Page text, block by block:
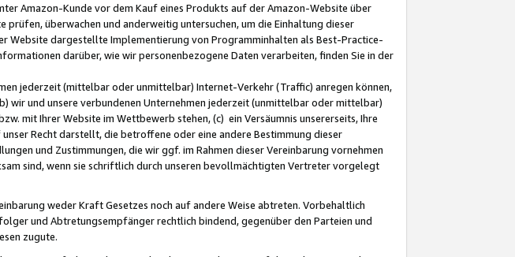
Amazon-Kunde vor dem Kauf eines Produkts auf der Amazon-Website über
überwachen und anderweitig untersuchen, um die Einhaltung dieser
Website dargestellte Implementierung von Programminhalten als Best-Practice-
darüber, wie wir personenbezogene Daten verarbeiten, finden Sie in der
jederzeit (mittelbar oder unmittelbar) Internet-Verkehr (Traffic) anregen können,
wir und unsere verbundenen Unternehmen jederzeit (unmittelbar oder mittelbar)
mit Ihrer Website im Wettbewerb stehen, (c) ein Versäumnis unsererseits, Ihre
Recht darstellt, die betroffene oder eine andere Bestimmung dieser
und Zustimmungen, die wir ggf. im Rahmen dieser Vereinbarung vornehmen
sind, wenn sie schriftlich durch unseren bevollmächtigten Vertreter vorgelegt
weder Kraft Gesetzes noch auf andere Weise abtreten. Vorbehaltlich
und Abtretungsempfänger rechtlich bindend, gegenüber den Parteien und
zugute.